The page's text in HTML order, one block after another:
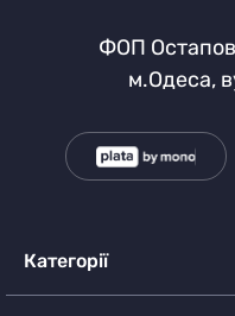
ФОП
м.Одеса,
Категорії